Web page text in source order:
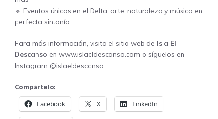
🔹 Eventos únicos en el Delta: arte, naturaleza y música en
perfecta sintonía
Para más información, visita el sitio web de Isla El
Descanso en www.islaeldescanso.com o síguelos en
Instagram @islaeldescanso.
Compártelo:
Facebook X LinkedIn